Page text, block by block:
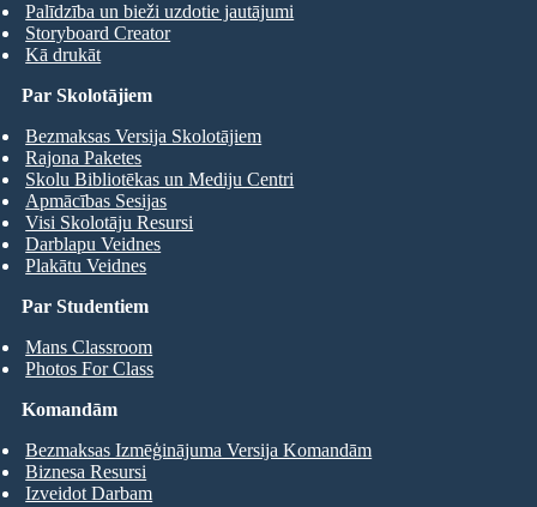
Palīdzība un bieži uzdotie jautājumi
Storyboard Creator
Kā drukāt
Par Studentiem
Mans Classroom
Photos For Class
Par Skolotājiem
Bezmaksas Versija Skolotājiem
Rajona Paketes
Skolu Bibliotēkas un Mediju Centri
Apmācības Sesijas
Visi Skolotāju Resursi
Darblapu Veidnes
Plakātu Veidnes
Komandām
Bezmaksas Izmēģinājuma Versija Komandām
Biznesa Resursi
Izveidot Darbam